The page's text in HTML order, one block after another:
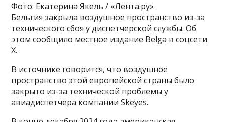
Фото: Екатерина Якель / «Лента.ру»
Бельгия закрыла воздушное пространство из-за
технического сбоя у диспетчерской службы. Об
этом сообщило местное издание Belga в соцсети
X.
В источнике говорится, что воздушное
пространство этой европейской страны было
закрыто из-за технической проблемы у
авиадиспетчера компании Skeyes.